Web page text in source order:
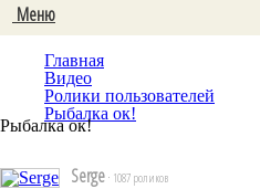
Меню
Главная
Видео
Ролики пользователей
Рыбалка ок!
Рыбалка ок!
Serge · 1087 роликов